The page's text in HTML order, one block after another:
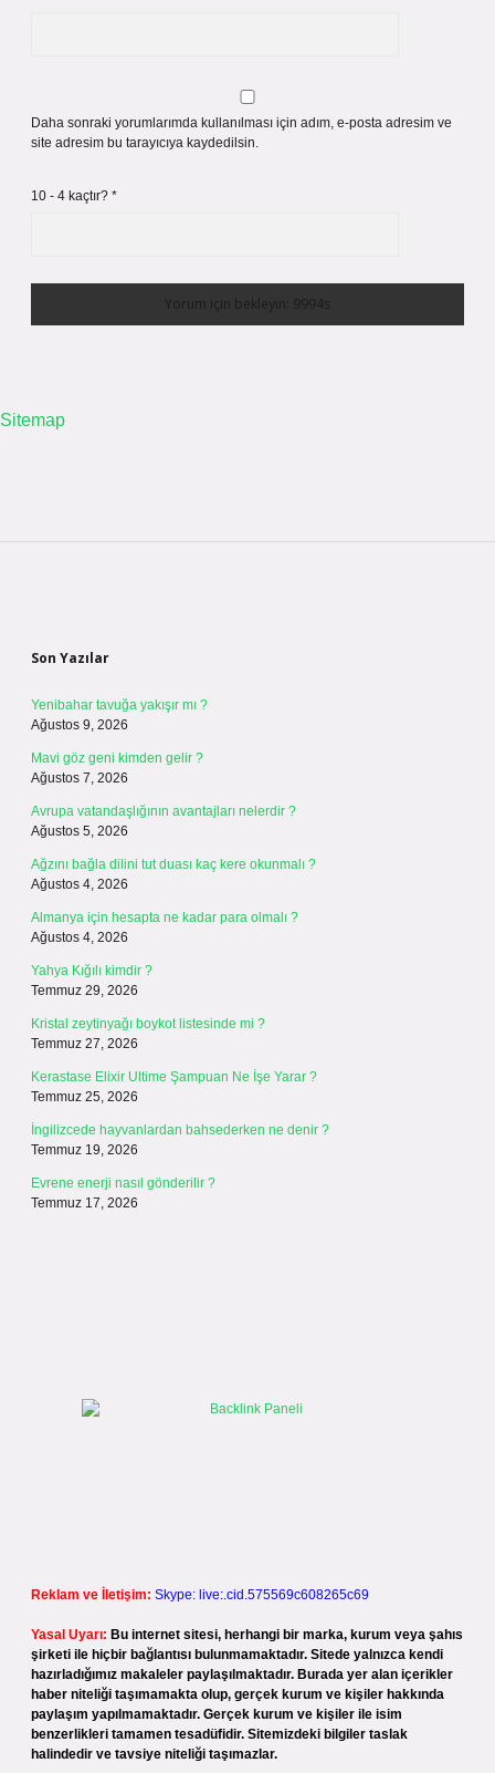
Daha sonraki yorumlarımda kullanılması için adım, e-posta adresim ve
site adresim bu tarayıcıya kaydedilsin.
10 - 4 kaçtır? *
Sitemap
Son Yazılar
Yenibahar tavuğa yakışır mı ?
Ağustos 9, 2026
Mavi göz geni kimden gelir ?
Ağustos 7, 2026
Avrupa vatandaşlığının avantajları nelerdir ?
Ağustos 5, 2026
Ağzını bağla dilini tut duası kaç kere okunmalı ?
Ağustos 4, 2026
Almanya için hesapta ne kadar para olmalı ?
Ağustos 4, 2026
Yahya Kığılı kimdir ?
Temmuz 29, 2026
Kristal zeytinyağı boykot listesinde mi ?
Temmuz 27, 2026
Kerastase Elixir Ultime Şampuan Ne İşe Yarar ?
Temmuz 25, 2026
İngilizcede hayvanlardan bahsederken ne denir ?
Temmuz 19, 2026
Evrene enerji nasıl gönderilir ?
Temmuz 17, 2026
Reklam ve İletişim: Skype: live:.cid.575569c608265c69
Yasal Uyarı: Bu internet sitesi, herhangi bir marka, kurum veya şahıs
şirketi ile hiçbir bağlantısı bulunmamaktadır. Sitede yalnızca kendi
hazırladığımız makaleler paylaşılmaktadır. Burada yer alan içerikler
haber niteliği taşımamakta olup, gerçek kurum ve kişiler hakkında
paylaşım yapılmamaktadır. Gerçek kurum ve kişiler ile isim
benzerlikleri tamamen tesadüfidir. Sitemizdeki bilgiler taslak
halindedir ve tavsiye niteliği taşımazlar.